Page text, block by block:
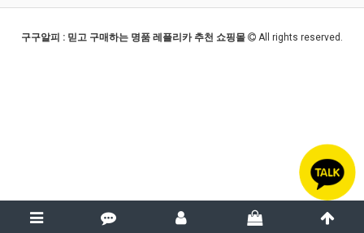
구구알피 : 믿고 구매하는 명품 레플리카 추천 쇼핑몰 All rights reserved.